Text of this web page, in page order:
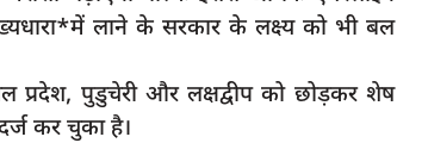
लाने के सरकार के लक्ष्य को भी बल
पुडुचेरी और लक्षद्वीप को छोड़कर शेष
कर चुका है।